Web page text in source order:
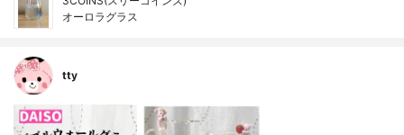
オーロラグラス
tty